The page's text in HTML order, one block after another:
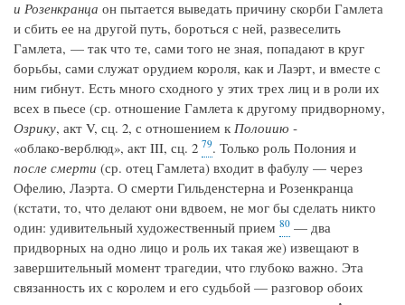
и Розенкранца он пытается выведать причину скорби Гамлета
и сбить ее на другой путь, бороться с ней, развеселить
Гамлета, — так что те, сами того не зная, попадают в круг
борьбы, сами служат орудием короля, как и Лаэрт, и вместе с
ним гибнут. Есть много сходного у этих трех лиц и в роли их
всех в пьесе (ср. отношение Гамлета к другому придворному,
Озрику, акт V, сц. 2, с отношением к Полоиию ‑
«облако‑верблюд», акт III, сц. 2 79. Только роль Полония и
после смерти (ср. отец Гамлета) входит в фабулу — через
Офелию, Лаэрта. О смерти Гильденстерна и Розенкранца
(кстати, то, что делают они вдвоем, не мог бы сделать никто
один: удивительный художественный прием 80 — два
придворных на одно лицо и роль их такая же) извещают в
завершительный момент трагедии, что глубоко важно. Эта
связанность их с королем и его судьбой — разговор обоих